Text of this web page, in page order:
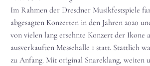
Im Rahmen der Dresdner Musikfestspiele
abgesagten Konzerten in den Jahren 2020
von vielen lang ersehnte Konzert der Ikone
ausverkauften Messehalle 1 statt. Stattlich
zu Anfang. Mit original Snareklang, weiten